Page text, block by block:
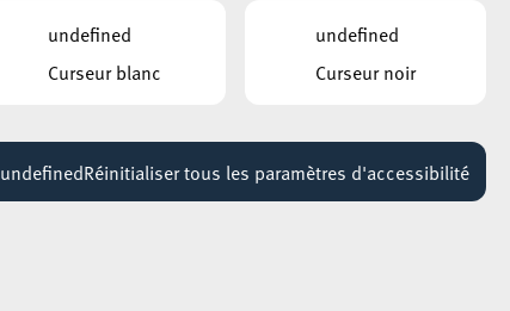
14 avril 2027
La ville ouverte
28 avril 2027
undefined
Curseur blanc
undefined
Curseur noir
undefinedRéinitialiser tous les paramètres d'accessibilité